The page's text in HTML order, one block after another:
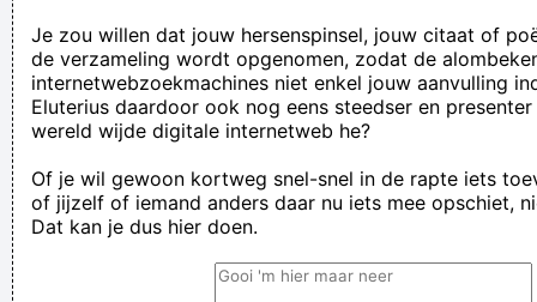
Je zou willen dat jouw hersenspinsel, jouw citaat of
de verzameling wordt opgenomen, zodat de
internetwebzoekmachines niet enkel jouw aanvulling
Eluterius daardoor ook nog eens steedser en
wereld wijde digitale internetweb he?
Of je wil gewoon kortweg snel-snel in de rapte iets
of jijzelf of iemand anders daar nu iets mee opschiet,
Dat kan je dus hier doen.